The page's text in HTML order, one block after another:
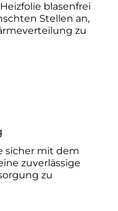
blasenfrei
Stellen an,
zu
sicher mit dem
zuverlässige
zu